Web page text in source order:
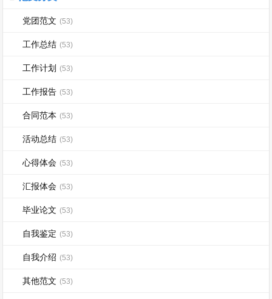
党团范文 (53)
工作总结 (53)
工作计划 (53)
工作报告 (53)
合同范本 (53)
活动总结 (53)
心得体会 (53)
汇报体会 (53)
毕业论文 (53)
自我鉴定 (53)
自我介绍 (53)
其他范文 (53)